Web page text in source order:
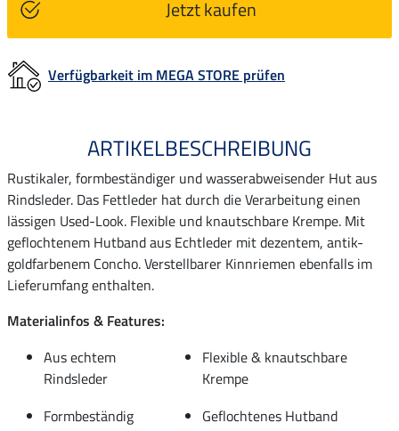
Jetzt kaufen
Verfügbarkeit im MEGA STORE prüfen
ARTIKELBESCHREIBUNG
Rustikaler, formbeständiger und wasserabweisender Hut aus
Rindsleder. Das Fettleder hat durch die Verarbeitung einen
lässigen Used-Look. Flexible und knautschbare Krempe. Mit
geflochtenem Hutband aus Echtleder mit dezentem, antik-
goldfarbenem Concho. Verstellbarer Kinnriemen ebenfalls im
Lieferumfang enthalten.
Materialinfos & Features:
Aus echtem
Rindsleder
Flexible & knautschbare
Krempe
Formbeständig
Geflochtenes Hutband